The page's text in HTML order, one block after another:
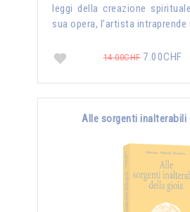
leggi della creazione
sua opera, l’artista
14.00CHF7.00CHF
Alle sorgenti inalterabili